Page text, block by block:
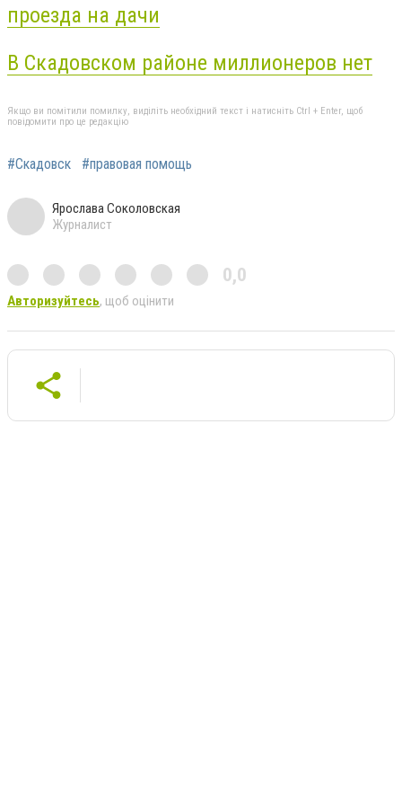
проезда на дачи
В Скадовском районе миллионеров нет
Якщо ви помітили помилку, виділіть необхідний текст і натисніть Ctrl + Enter, щоб
повідомити про це редакцію
#Скадовск #правовая помощь
Ярослава Соколовская
Журналист
0,0
Авторизуйтесь, щоб оцінити